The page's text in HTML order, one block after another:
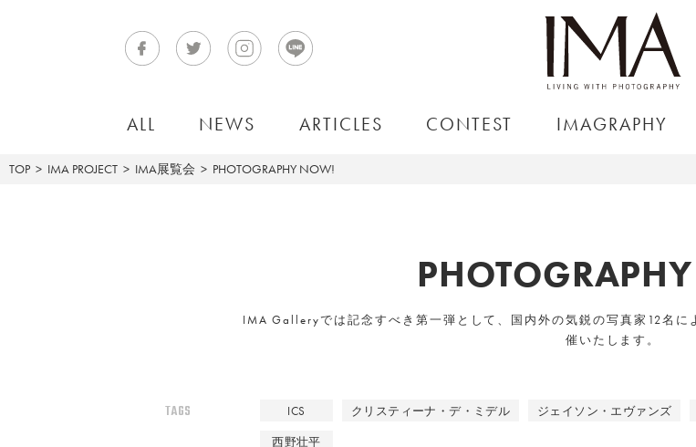
ALL NEWS ARTICLES CONTEST IMAGRAPHY
TOP IMA PROJECT IMA展覧会 PHOTOGRAPHY NOW!
IMA Galleryでは記念すべき第一弾として、国内外の気鋭の写真家12名に
催いたします。
TAGS ICS クリスティーナ・デ・ミデル ジェイソン・エヴァンズ
西野壮平